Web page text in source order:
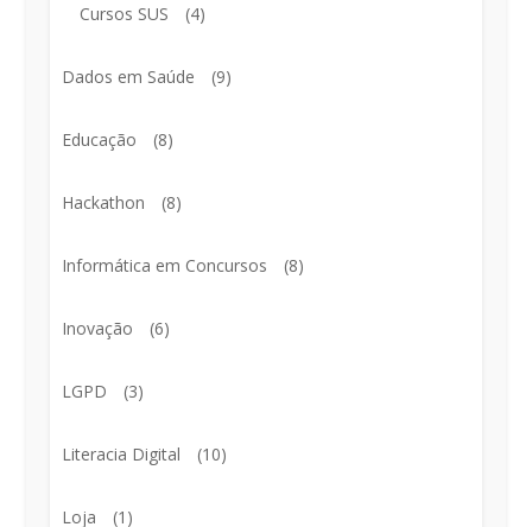
Cursos SUS (4)
Dados em Saúde (9)
Educação (8)
Hackathon (8)
Informática em Concursos (8)
Inovação (6)
LGPD (3)
Literacia Digital (10)
Loja (1)